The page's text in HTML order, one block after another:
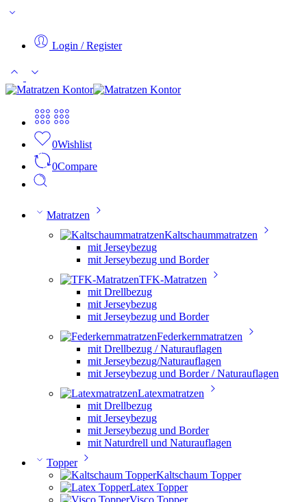
Login / Register
0Wishlist
0Compare
Matratzen
Kaltschaummatratzen
mit Jerseybezug
mit Jerseybezug und Border
TFK-Matratzen
mit Drellbezug
mit Jerseybezug
mit Jerseybezug und Border
Federkernmatratzen
mit Drellbezug / Naturauflagen
mit Jerseybezug/Naturauflagen
mit Jerseybezug und Border / Naturauflagen
Latexmatratzen
mit Drellbezug
mit Jerseybezug
mit Jerseybezug und Border
mit Naturdrell und Naturauflagen
Topper
Kaltschaum Topper
Latex Topper
Visco Topper